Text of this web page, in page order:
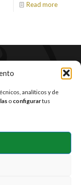
analíticos y de
o configurartus
Read more